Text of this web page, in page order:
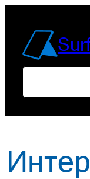
содержимому